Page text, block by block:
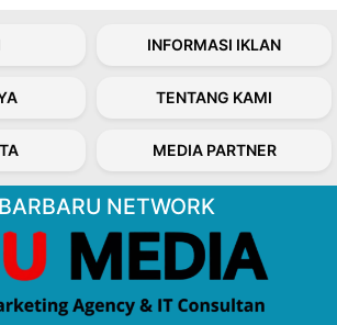
INFORMASI IKLAN
TENTANG KAMI
MEDIA PARTNER
NETWORK